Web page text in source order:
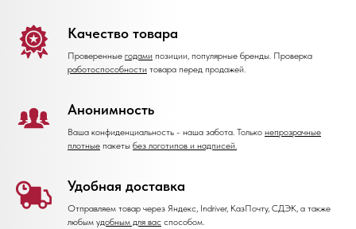
Качество товара
Проверенные годами позиции, популярные бренды. Проверка
работоспособности товара перед продажей.
Анонимность
Ваша конфиденциальность - наша забота. Только непрозрачные
плотные пакеты без логотипов и надписей.
Удобная доставка
Отправляем товар через Яндекс, Indriver, КазПочту, СДЭК, а также
любым удобным для вас способом.